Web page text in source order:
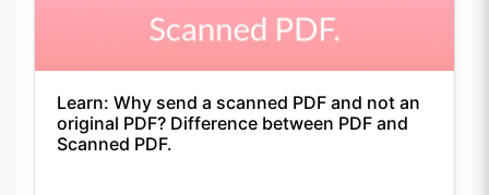
Learn: Why send a scanned PDF and not an
original PDF? Difference between PDF and
Scanned PDF.